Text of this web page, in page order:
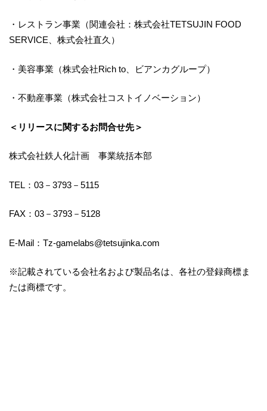
・レストラン事業（関連会社：株式会社TETSUJIN FOOD
SERVICE、株式会社直久）
・美容事業（株式会社Rich to、ビアンカグループ）
・不動産事業（株式会社コストイノベーション）
＜リリースに関するお問合せ先＞
株式会社鉄人化計画 事業統括本部
TEL：03－3793－5115
FAX：03－3793－5128
E-Mail：Tz-gamelabs@tetsujinka.com
※記載されている会社名および製品名は、各社の登録商標ま
たは商標です。